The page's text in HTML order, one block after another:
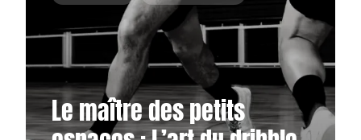
Le maître des petits